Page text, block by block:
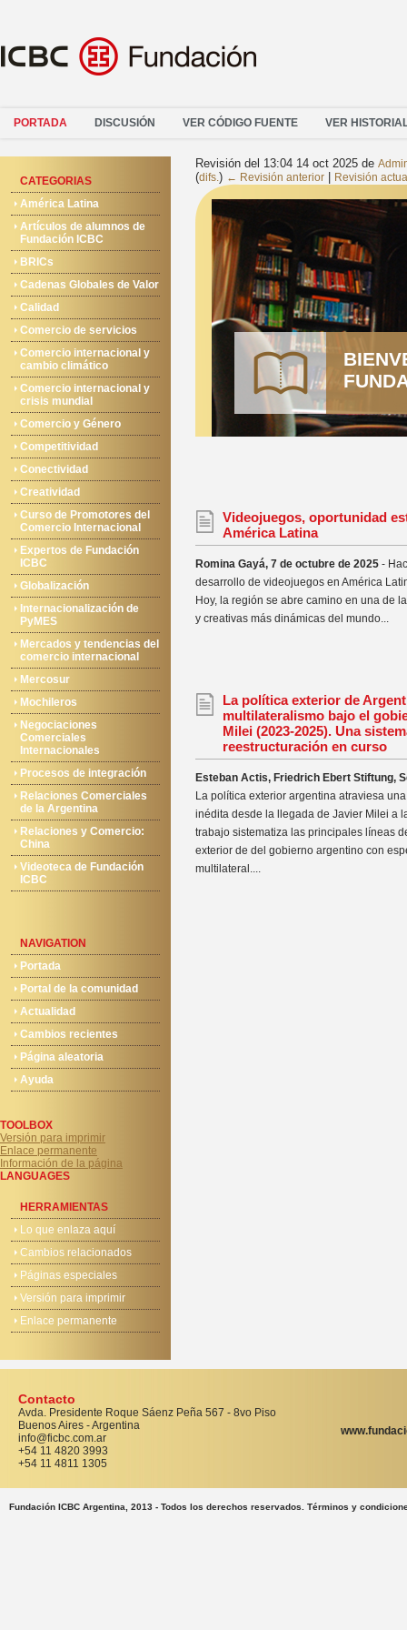
PORTADA DISCUSIÓN VER CÓDIGO FUENTE VER
CATEGORIAS
América Latina
Artículos de alumnos de
Fundación ICBC
BRICs
Cadenas Globales de Valor
Calidad
Comercio de servicios
Comercio internacional y
cambio climático
Comercio internacional y
crisis mundial
Comercio y Género
Competitividad
Conectividad
Creatividad
Curso de Promotores del
Comercio Internacional
Expertos de Fundación
ICBC
Globalización
Internacionalización de
PyMES
Mercados y tendencias del
comercio internacional
Mercosur
Mochileros
Negociaciones
Comerciales
Internacionales
Procesos de integración
Relaciones Comerciales
de la Argentina
Relaciones y Comercio:
China
Videoteca de Fundación
ICBC
NAVIGATION
Portada
Portal de la comunidad
Actualidad
Cambios recientes
Página aleatoria
Ayuda
TOOLBOX
Versión para imprimir
Enlace permanente
Información de la página
LANGUAGES
HERRAMIENTAS
Lo que enlaza aquí
Cambios relacionados
Páginas especiales
Versión para imprimir
Enlace permanente
Revisión del 13:04 14 oct 2025 de
(difs.) ← Revisión anterior Revisión
Videojuegos, oportunidad
América Latina
Romina Gayá, 7 de octubre de 2025 -
desarrollo de videojuegos en América
Hoy, la región se abre camino en una de
y creativas más dinámicas del mundo...
La política exterior de
multilateralismo bajo el
Milei (2023-2025). Una
reestructuración en curso
Esteban Actis, Friedrich Ebert Stiftung,
La política exterior argentina atraviesa
inédita desde la llegada de Javier Milei a
trabajo sistematiza las principales líneas
exterior de del gobierno argentino con
multilateral....
Contacto
Avda. Presidente Roque Sáenz Peña 567 - 8vo Piso
Buenos Aires - Argentina
info@ficbc.com.ar
+54 11 4820 3993
+54 11 4811 1305
Fundación ICBC Argentina, 2013 - Todos los derechos reservados. Términos y